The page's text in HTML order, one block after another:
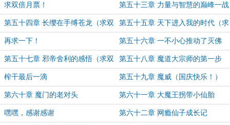
双倍月票！） 的雷刀（求双倍月票！）
求双倍月票！ 第五十三章 力量与智慧的巅峰一战
（求双倍月票！）
第五十四章 长缨在手缚苍龙（求双
倍月票！）
第五十五章 天下进入我的时代（求
双倍月票！）
再求一下！ 第五十六章 一不小心推动了灭佛
（求双倍月票！）
第五十七章 邪帝舍利的感悟（求双
倍月票！）
第五十八章 魔道大宗师的第一步
（求双倍月票！）
榨干最后一滴 第五十九章 魔威（国庆快乐！）
第六十章 魔门的老对头 第六十一章 大魔王拐带小仙胎
嘿嘿，感谢感谢 第六十二章 网瘾仙子成长记